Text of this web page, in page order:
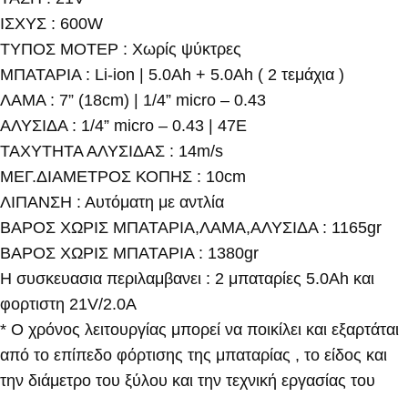
ΙΣΧΥΣ : 600W
ΤΥΠΟΣ ΜΟΤΕΡ : Χωρίς ψύκτρες
ΜΠΑΤΑΡΙΑ : Li-ion | 5.0Ah + 5.0Ah ( 2 τεμάχια )
ΛΑΜΑ : 7” (18cm) | 1/4” micro – 0.43
ΑΛΥΣΙΔΑ : 1/4” micro – 0.43 | 47E
ΤΑΧΥΤΗΤΑ ΑΛΥΣΙΔΑΣ : 14m/s
ΜΕΓ.ΔΙΑΜΕΤΡΟΣ ΚΟΠΗΣ : 10cm
ΛΙΠΑΝΣΗ : Αυτόματη με αντλία
ΒΑΡΟΣ ΧΩΡΙΣ ΜΠΑΤΑΡΙΑ,ΛΑΜΑ,ΑΛΥΣΙΔΑ : 1165gr
ΒΑΡΟΣ ΧΩΡΙΣ ΜΠΑΤΑΡΙΑ : 1380gr
Η συσκευασια περιλαμβανει : 2 μπαταρίες 5.0Ah και
φορτιστη 21V/2.0A
* Ο χρόνος λειτουργίας μπορεί να ποικίλει και εξαρτάται
από το επίπεδο φόρτισης της μπαταρίας , το είδος και
την διάμετρο του ξύλου και την τεχνική εργασίας του